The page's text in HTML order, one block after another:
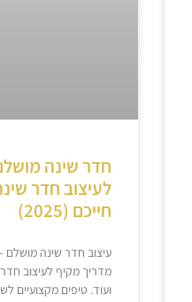
חדר שינה
לעיצוב חדר
חייכם (2025)
עיצוב חדר שינה מושלם –
מדריך מקיף לעיצוב
ועוד. טיפים מקצועיים